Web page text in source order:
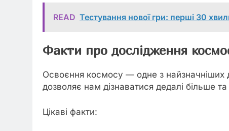
READ Тестування нової гри: перші 30
Факти про дослідження
Освоєння космосу — одне з найзначніших
дозволяє нам дізнаватися дедалі більше
Цікаві факти: